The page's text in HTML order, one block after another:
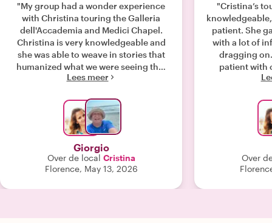
"My group had a wonder experience
with Christina touring the Galleria
dell'Accademia and Medici Chapel.
Christina is very knowledgeable and
she was able to weave in stories that
humanized what we were seeing that
enhanced our overall experience. I
Christina."
Lees meer
Giorgio
Over de local Cristina
Florence, May 13, 2026
"Cristina’s
patient. She
with a lot of
dragging
patient with
helped move
recommend
won’t
Over